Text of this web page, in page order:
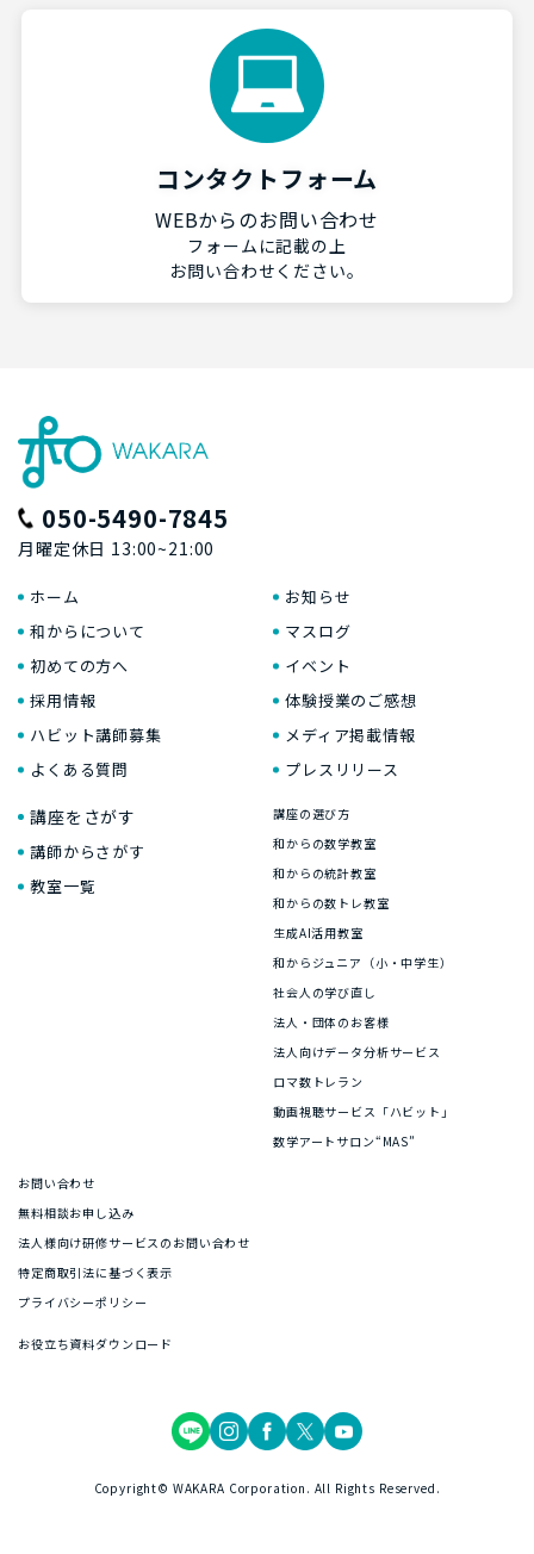
コンタクトフォーム
WEBからのお問い合わせ
フォームに記載の上
お問い合わせください。
050-5490-7845
月曜定休日 13:00~21:00
ホーム
和からについて
初めての方へ
採用情報
ハビット講師募集
よくある質問
お知らせ
マスログ
イベント
体験授業のご感想
メディア掲載情報
プレスリリース
講座をさがす
講師からさがす
教室一覧
講座の選び方
和からの数学教室
和からの統計教室
和からの数トレ教室
生成AI活用教室
和からジュニア（小・中学生）
社会人の学び直し
法人・団体のお客様
法人向けデータ分析サービス
ロマ数トレラン
動画視聴サービス「ハビット」
数学アートサロン“MAS”
お問い合わせ
無料相談お申し込み
法人様向け研修サービスのお問い合わせ
特定商取引法に基づく表示
プライバシーポリシー
お役立ち資料ダウンロード
Copyright© WAKARA Corporation. All Rights Reserved.